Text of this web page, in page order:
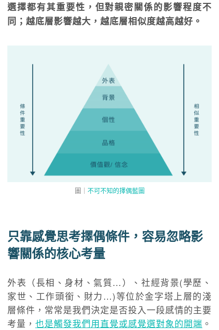
選擇都有其重要性，但對親密關係的影響程度不
同；越底層影響越大，越底層相似度越高越好。
圖｜ 不可不知的擇偶藍圖
只靠感覺思考擇偶條件，容易忽略影
響關係的核心考量
外表（長相、身材、氣質…）、社經背景(學歷、
家世、工作頭銜、財力…)等位於金字塔上層的淺
層條件，常常是我們決定是否投入一段感情的主要
考量， 也是觸發我們用直覺或感覺選對象的開端 。